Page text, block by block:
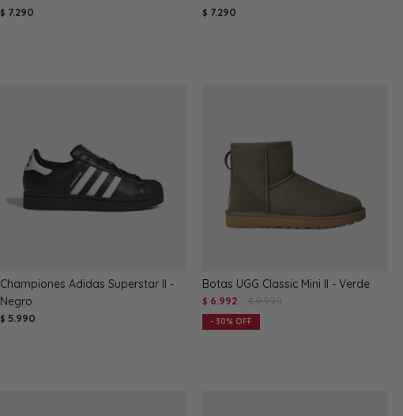
$ 7.290 $ 7.290
Championes Adidas Superstar II -
Negro
$ 5.990
Botas UGG Classic Mini II - Verde
$ 6.992 $ 9.990
30